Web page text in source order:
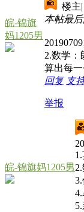
皖-锦旗
妈1205男
楼主|
本帖最
2.数学：
算出每
回复 支
举报
皖-锦旗妈1205男